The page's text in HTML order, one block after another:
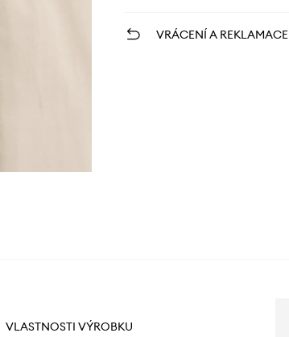
VRÁCENÍ A REKLAMACE
VLASTNOSTI VÝROBKU